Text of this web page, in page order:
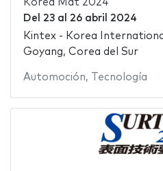
Korea Mat 2024
Del 23al 26 abril 2024
Kintex - Korea
Goyang, Corea del Sur
Automoción, Tecnología